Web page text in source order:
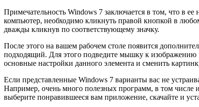
Примечательность Windows 7 заключается в том, что в
компьютер, необходимо кликнуть правой кнопкой в
дважды кликнув по соответствующему значку.
После этого на вашем рабочем столе появится
подходящий. Для этого подведите мышку к изображению
основные настройки данного элемента и сменить
Если представленные Windows 7 варианты вас не
Например, очень много полезных программ, в том числе
выберите понравившееся вам приложение, скачайте и